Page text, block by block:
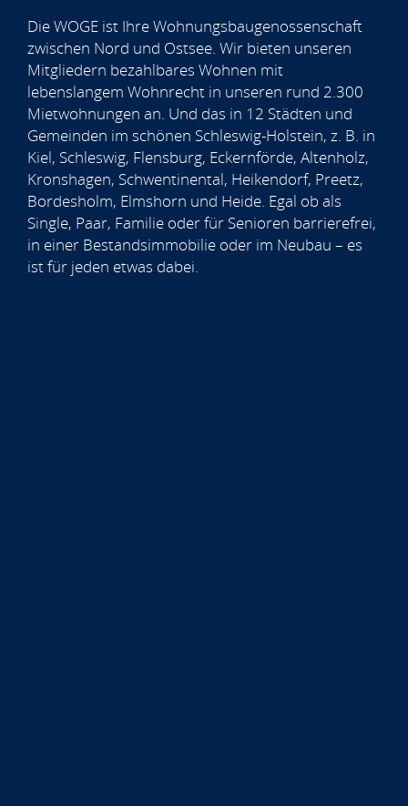
Die WOGE ist Ihre Wohnungsbaugenossenschaft
zwischen Nord und Ostsee. Wir bieten unseren
Mitgliedern bezahlbares Wohnen mit
lebenslangem Wohnrecht in unseren rund 2.300
Mietwohnungen an. Und das in 12 Städten und
Gemeinden im schönen Schleswig-Holstein, z. B. in
Kiel, Schleswig, Flensburg, Eckernförde, Altenholz,
Kronshagen, Schwentinental, Heikendorf, Preetz,
Bordesholm, Elmshorn und Heide. Egal ob als
Single, Paar, Familie oder für Senioren barrierefrei,
in einer Bestandsimmobilie oder im Neubau – es
ist für jeden etwas dabei.